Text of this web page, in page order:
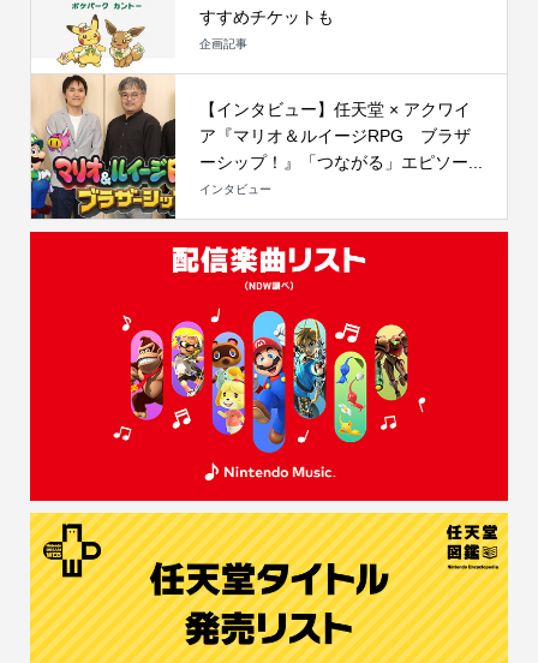
すすめチケットも
企画記事
【インタビュー】任天堂 × アクワイ
ア『マリオ＆ルイージRPG ブラザ
ーシップ！』「つながる」エピソー...
インタビュー